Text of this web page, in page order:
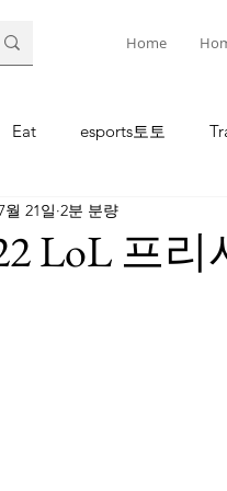
Home
Eat esports토토
코인 코인
LoL 프
월 21일 2분 분량